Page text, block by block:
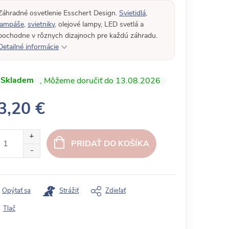
osvetlenie Esschert Design. Svietidlá,
, svietniky, olejové lampy, LED svetlá a
v rôznych dizajnoch pre každú záhradu.
informácie
Skladem 13.08.2026
€
PRIDAŤ DO KOŠÍKA
Tlač
Opýtať sa Strážiť Zdieľať